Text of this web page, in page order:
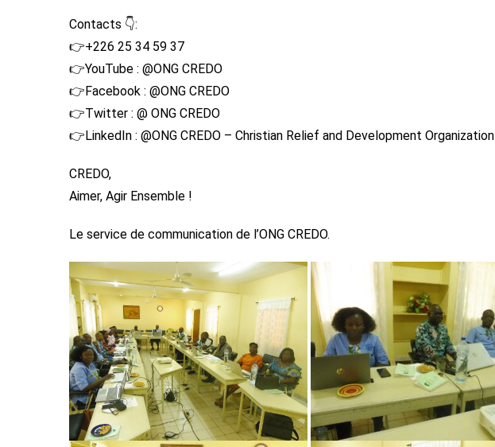
Contacts 👇:
👉+226 25 34 59 37
👉YouTube : @ONG CREDO
👉Facebook : @ONG CREDO
👉Twitter : @ ONG CREDO
👉LinkedIn : @ONG CREDO – Christian Relief and Development Organization
CREDO,
Aimer, Agir Ensemble !
Le service de communication de l’ONG CREDO.